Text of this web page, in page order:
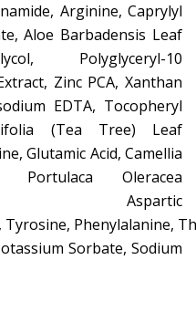
Arginine, Caprylyl
Aloe Barbadensis Leaf
Polyglyceryl-10
Zinc PCA, Xanthan
EDTA, Tocopheryl
(Tea Tree) Leaf
Glutamic Acid, Camellia
Oleracea
Tyrosine, Phenylalanine,
Sorbate, Sodium